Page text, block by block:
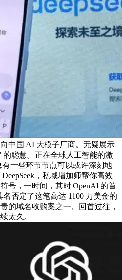
中国 AI 大模子厂商。无疑展示
的聪慧。正在全球人工智能的激
有一些环节节点可以或许深刻地
，私域增加师帮你高效
号，一时间，其时 OpenAI 的首
名否定了这笔高达 1100 万美金的
的域名收购案之一。回首过往，
太久。